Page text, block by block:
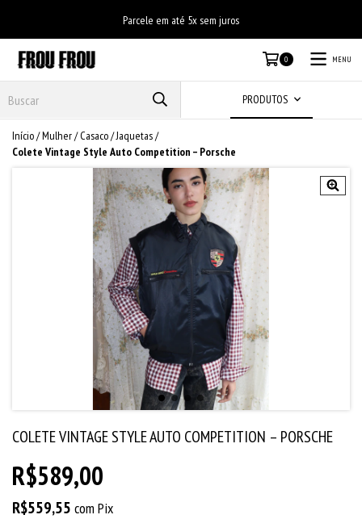
Parcele em até 5x sem juros
0 MENU
PRODUTOS
Início/Mulher/ Casaco/Jaquetas/
Colete Vintage Style Auto Competition – Porsche
COLETE VINTAGE STYLE AUTO COMPETITION – PORSCHE
R$589,00
R$559,55 com Pix